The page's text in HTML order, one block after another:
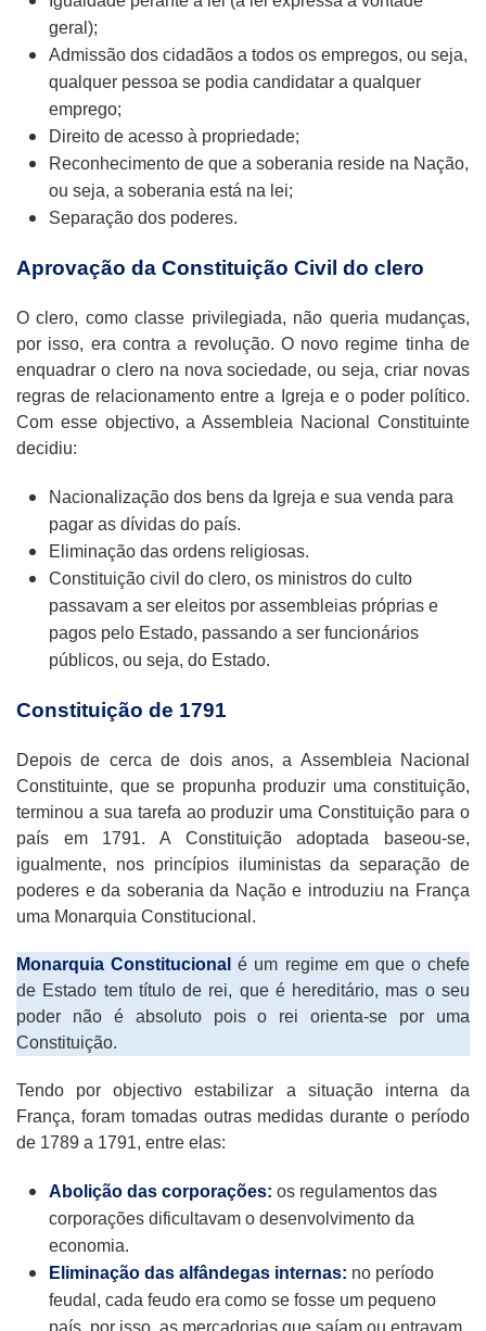
geral);
Admissão dos cidadãos a todos os empregos, ou seja,
qualquer pessoa se podia candidatar a qualquer
emprego;
Direito de acesso à propriedade;
Reconhecimento de que a soberania reside na Nação,
ou seja, a soberania está na lei;
Separação dos poderes.
Aprovação da Constituição Civil do clero
O clero, como classe privilegiada, não queria mudanças,
por isso, era contra a revolução. O novo regime tinha de
enquadrar o clero na nova sociedade, ou seja, criar novas
regras de relacionamento entre a Igreja e o poder político.
Com esse objectivo, a Assembleia Nacional Constituinte
decidiu:
Nacionalização dos bens da Igreja e sua venda para
pagar as dívidas do país.
Eliminação das ordens religiosas.
Constituição civil do clero, os ministros do culto
passavam a ser eleitos por assembleias próprias e
pagos pelo Estado, passando a ser funcionários
públicos, ou seja, do Estado.
Constituição de 1791
Depois de cerca de dois anos, a Assembleia Nacional
Constituinte, que se propunha produzir uma constituição,
terminou a sua tarefa ao produzir uma Constituição para o
país em 1791. A Constituição adoptada baseou-se,
igualmente, nos princípios iluministas da separação de
poderes e da soberania da Nação e introduziu na França
uma Monarquia Constitucional.
Monarquia Constitucional
é um regime em que o chefe
de Estado tem título de rei, que é hereditário, mas o seu
poder não é absoluto pois o rei orienta-se por uma
Constituição.
Tendo por objectivo estabilizar a situação interna da
França, foram tomadas outras medidas durante o período
de 1789 a 1791, entre elas:
Abolição das corporações: os regulamentos das
corporações dificultavam o desenvolvimento da
economia.
Eliminação das alfândegas internas: no período
feudal, cada feudo era como se fosse um pequeno
país, por isso, as mercadorias que saíam ou entravam